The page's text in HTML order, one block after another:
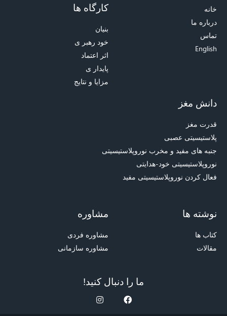
خانه
درباره ما
تماس
English
کارگاه ها
بنیان
خود رهبر ی
اثر اعتماد
پایدار ی
مزایا و نتایج
دانش مغز
قدرت مغز
پلاستیسیتی عصبی
جنبه های مفید و مخرب نوروپلاستیسیتی
نوروپلاستیسیتی خود-هدایتی
فعال کردن نوروپلاستیسیتی مفید
نوشته ها
کتاب ها
مقالات
مشاوره
مشاوره فردی
مشاوره سازمانی
ما را دنبال کنید!